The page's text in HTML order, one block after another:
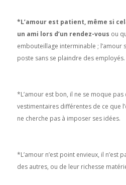
*L’amour est patient, même si
un ami lors d’un rendez-vous ou
embouteillage interminable ; l’amour
poste sans se plaindre des employés.
*L’amour est bon, il ne se moque
vestimentaires différentes de ce que
ne cherche pas à imposer ses idées.
*L’amour n’est point envieux, il n’est
des autres, ou de leur richesse